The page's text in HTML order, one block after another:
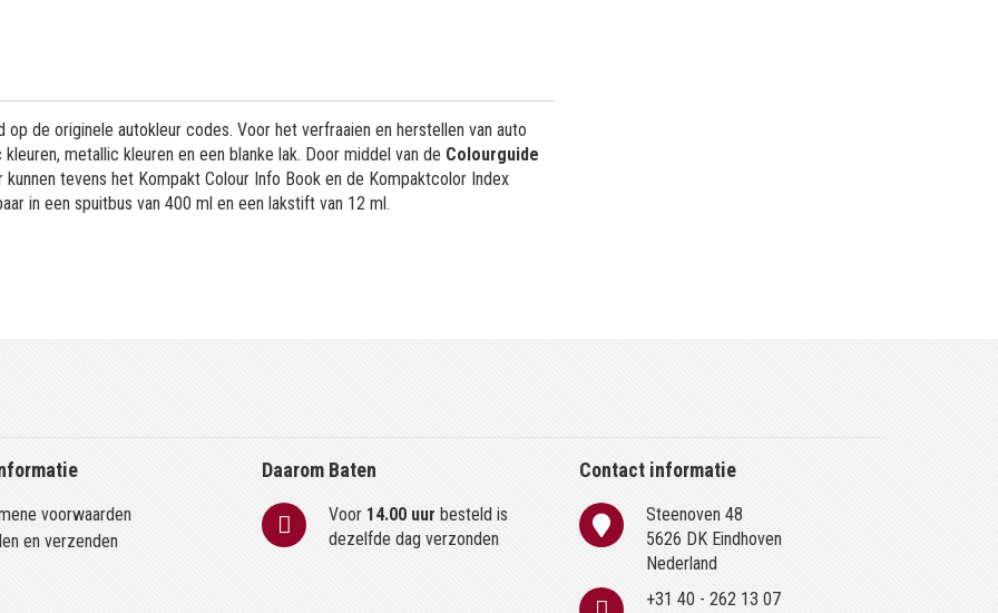
de originele autokleur codes. Voor het verfraaien en herstellen van auto
metallic kleuren en een blanke lak. Door middel van de Colourguide
tevens het Kompakt Colour Info Book en de Kompaktcolor Index
in een spuitbus van 400 ml en een lakstift van 12 ml.
voorwaarden
en verzenden
Daarom Baten
Voor 14.00 uur besteld is
dezelfde dag verzonden
Contact informatie
Steenoven 48
5626 DK Eindhoven
Nederland
+31 40 - 262 13 07